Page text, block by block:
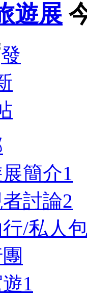
遊展
簡介1
討論2
/私人
1